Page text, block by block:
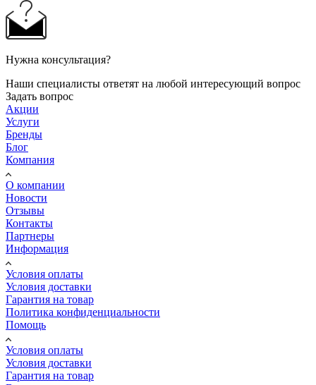
Нужна консультация?
Наши специалисты ответят на любой интересующий вопрос
Задать вопрос
Акции
Услуги
Бренды
Блог
Компания
О компании
Новости
Отзывы
Контакты
Партнеры
Информация
Условия оплаты
Условия доставки
Гарантия на товар
Политика конфиденциальности
Помощь
Условия оплаты
Условия доставки
Гарантия на товар